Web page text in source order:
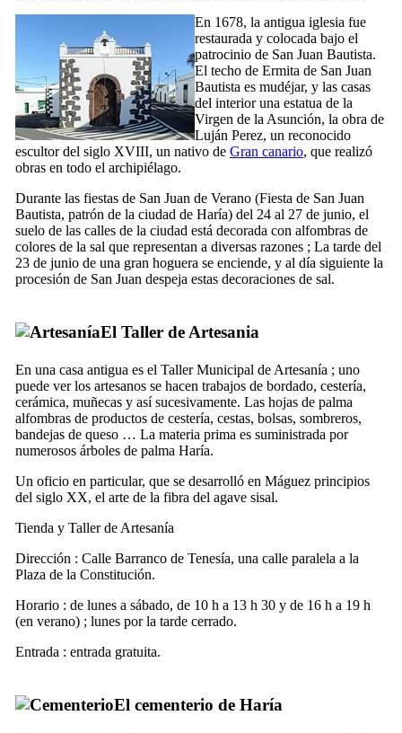
En 1678, la antigua iglesia fue
restaurada y colocada bajo el
patrocinio de San Juan Bautista.
El techo de Ermita de San Juan
Bautista es mudéjar, y las casas
del interior una estatua de la
Virgen de la Asunción, la obra de
Luján Perez, un reconocido
escultor del siglo XVIII, un nativo de Gran canario, que realizó
obras en todo el archipiélago.
Durante las fiestas de San Juan de Verano (Fiesta de San Juan
Bautista, patrón de la ciudad de Haría) del 24 al 27 de junio, el
suelo de las calles de la ciudad está decorada con alfombras de
colores de la sal que representan a diversas razones ; La tarde del
23 de junio de una gran hoguera se enciende, y al día siguiente la
procesión de San Juan despeja estas decoraciones de sal.
El Taller de Artesania
En una casa antigua es el Taller Municipal de Artesanía ; uno
puede ver los artesanos se hacen trabajos de bordado, cestería,
cerámica, muñecas y así sucesivamente. Las hojas de palma
alfombras de productos de cestería, cestas, bolsas, sombreros,
bandejas de queso … La materia prima es suministrada por
numerosos árboles de palma Haría.
Un oficio en particular, que se desarrolló en Máguez principios
del siglo XX, el arte de la fibra del agave sisal.
Tienda y Taller de Artesanía
Dirección : Calle Barranco de Tenesía, una calle paralela a la
Plaza de la Constitución.
Horario : de lunes a sábado, de 10 h a 13 h 30 y de 16 h a 19 h
(en verano) ; lunes por la tarde cerrado.
Entrada : entrada gratuita.
El cementerio de Haría